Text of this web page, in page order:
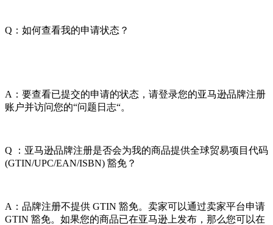
Q：如何查看我的申请状态？
A：要查看已提交的申请的状态，请登录您的亚马逊品牌注册
账户并访问您的“问题日志“。
Q ：亚马逊品牌注册是否会为我的商品提供全球贸易项目代码
(GTIN/UPC/EAN/ISBN) 豁免？
A：品牌注册不提供 GTIN 豁免。卖家可以通过卖家平台申请
GTIN 豁免。如果您的商品已在亚马逊上发布，那么您可以在